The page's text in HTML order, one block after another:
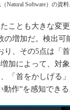
Natural Software）の資
ことも大きな変
の増加だ。検出可
り、その5点は「
加によって、対
「首をかしげる
作”を感知できる